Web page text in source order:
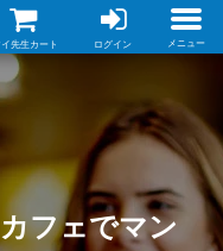
先生カート ログイン メニュー
フェでマン